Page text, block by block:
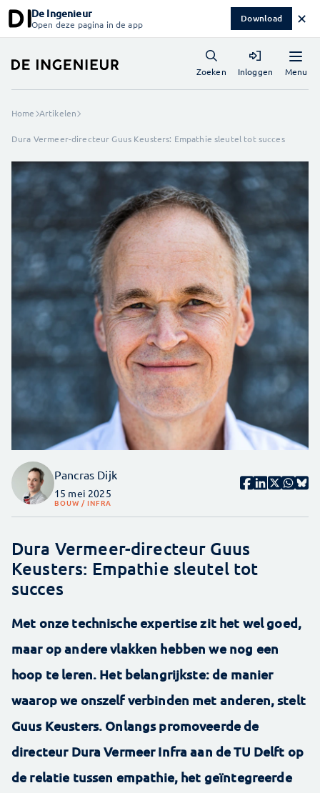
De Ingenieur
Open deze pagina in de app Download ✕
Menu
Zoeken Inloggen
Home Artikelen
Dura Vermeer-directeur Guus Keusters: Empathie sleutel tot succes
Pancras Dijk
15 mei 2025
BOUW / INFRA
Dura Vermeer-directeur Guus
Keusters: Empathie sleutel tot
succes
Met onze technische expertise zit het wel goed,
maar op andere vlakken hebben we nog een
hoop te leren. Het belangrijkste: de manier
waarop we onszelf verbinden met anderen, stelt
Guus Keusters. Onlangs promoveerde de
directeur Dura Vermeer Infra aan de TU Delft op
de relatie tussen empathie, het geïntegreerde